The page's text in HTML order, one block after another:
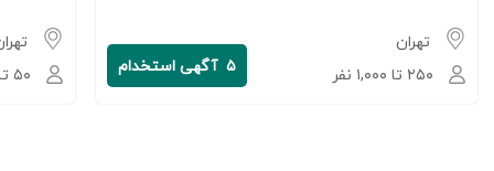
تهران
۲۵۰ تا ۱,۰۰۰ نفر
۵ آگهی استخدام
۵۰ تا ۲۵۰ نفر